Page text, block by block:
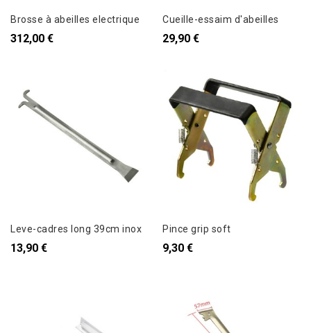
Brosse à abeilles electrique
312,00 €
Cueille-essaim d'abeilles
29,90 €
Leve-cadres long 39cm inox
13,90 €
Pince grip soft
9,30 €